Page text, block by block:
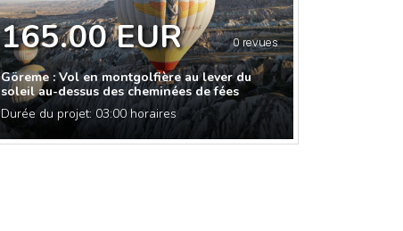
165.00 EUR 0 revues
Göreme : Vol en montgolfière au lever du
soleil au-dessus des cheminées de fées
Durée du projet: 03:00 horaires